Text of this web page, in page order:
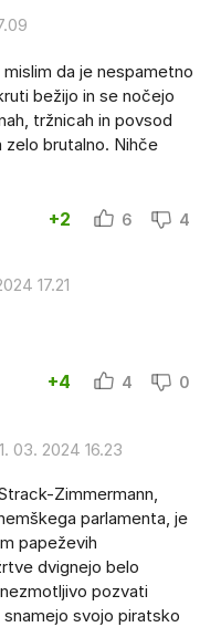
da je nespametno
bežijo in se nočejo
tržnicah in povsod
brutalno. Nihče
+2 6 4
17.21
+4 4 0
03. 2024 16.23
Zimmermann,
parlamenta, je
papeževih
dvignejo belo
pozvati
svojo piratsko